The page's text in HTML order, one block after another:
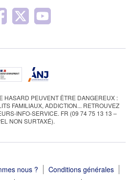
HASARD PEUVENT ÊTRE DANGEREUX :
FAMILIAUX, ADDICTION... RETROUVEZ
INFO-SERVICE. FR (09 74 75 13 13 –
NON SURTAXÉ).
nous ?
Conditions générales